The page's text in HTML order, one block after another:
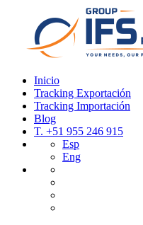
Inicio
Tracking Exportación
Tracking Importación
Blog
T. +51 955 246 915
Esp
Eng